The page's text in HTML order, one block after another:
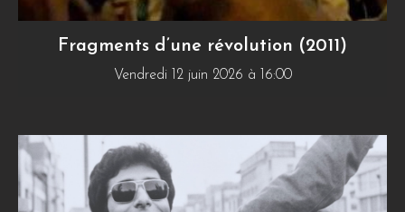
Fragments d’une révolution (2011)
Vendredi 12 juin 2026 à 16:00